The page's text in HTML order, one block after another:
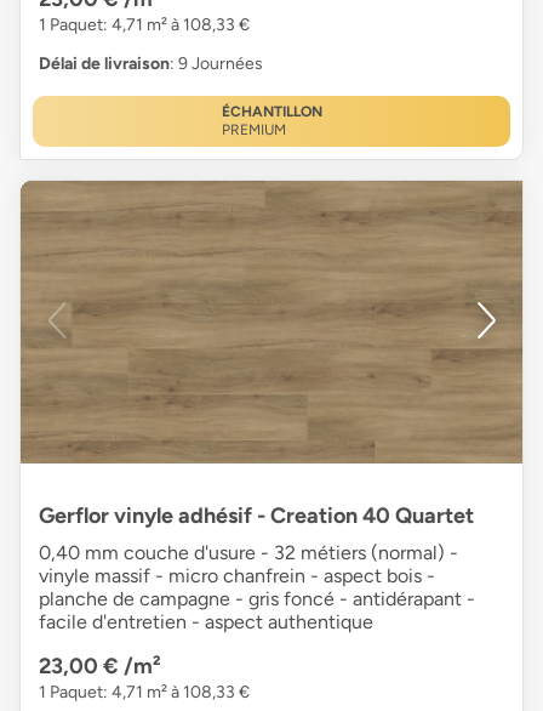
1 Paquet: 4,71 m² à 108,33 €
Délai de livraison: 9 Journées
ÉCHANTILLON
PREMIUM
Gerflor vinyle adhésif - Creation 40 Quartet
0,40 mm couche d'usure - 32 métiers (normal) -
vinyle massif - micro chanfrein - aspect bois -
planche de campagne - gris foncé - antidérapant -
facile d'entretien - aspect authentique
23,00 € /m²
1 Paquet: 4,71 m² à 108,33 €